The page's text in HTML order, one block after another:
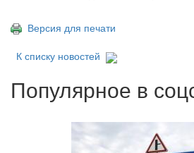
Версия для печати
К списку новостей
Популярное в